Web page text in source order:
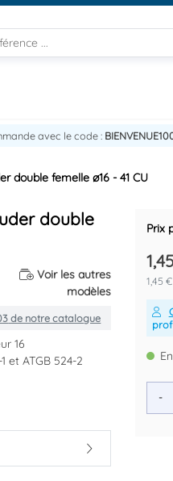
avec le code :
double femelle ø16 - 41 CU
Voir les autres
modèles
de notre catalogue
16
et ATGB 524-2
Prix
1,45
-
différé sous 30 jours